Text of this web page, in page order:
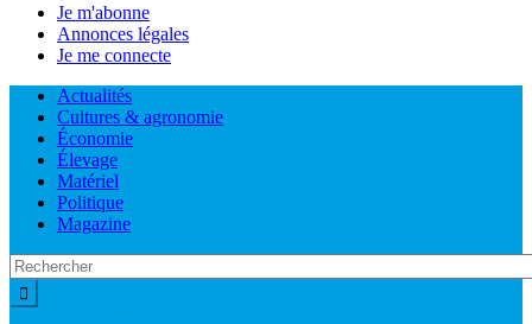
Je m'abonne
Annonces légales
Je me connecte
Actualités
Cultures & agronomie
Économie
Élevage
Matériel
Politique
Magazine